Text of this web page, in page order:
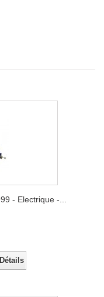
- Electrique -...
Détails